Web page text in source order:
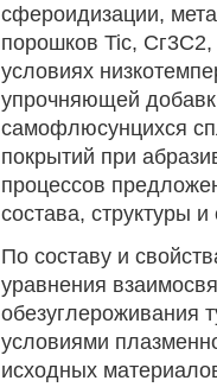
сфероидизации,
порошков Tic,
условиях
упрочняющей
самофлюсунцихся
покрытий при
процессов
состава, структуры
По составу и
уравнения
обезуглероживания
условиями
исходных